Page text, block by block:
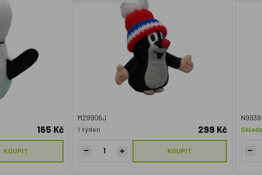
165 Kč
KOUPIT
M29906J
1 týden
299 Kč
KOUPIT
N9939